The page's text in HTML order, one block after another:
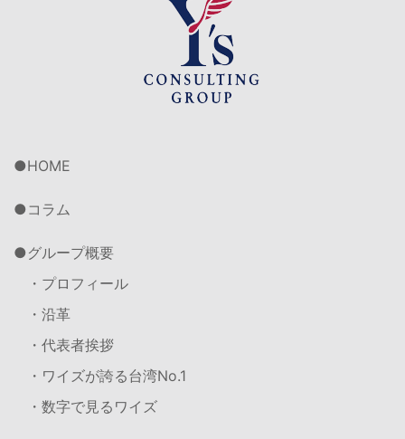
HOME
コラム
グループ概要
・プロフィール
・沿革
・代表者挨拶
・ワイズが誇る台湾No.1
・数字で見るワイズ